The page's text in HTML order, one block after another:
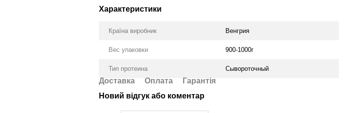
Характеристики
Країна виробник Венгрия
Вес упаковки 900-1000г
Тип протеина Сывороточный
Доставка Оплата
Гарантія
Новий відгук або коментар